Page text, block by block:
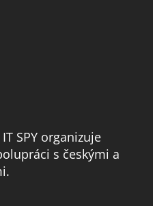
SPY organizuje
s českými a